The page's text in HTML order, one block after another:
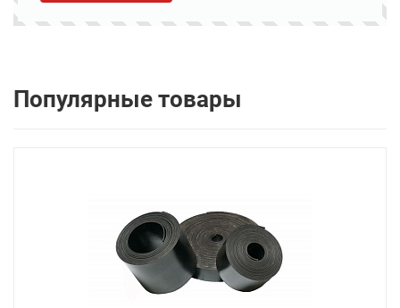
Популярные товары